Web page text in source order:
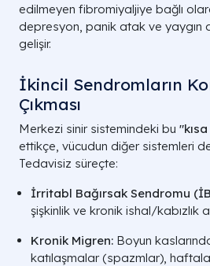
edilmeyen fibromiyaljiye bağlı
depresyon, panik atak ve yaygın
gelişir.
İkincil Sendromların
Çıkması
Merkezi sinir sistemindeki bu
ettikçe, vücudun diğer sistemleri
Tedavisiz süreçte:
İrritabl Bağırsak Sendromu
şişkinlik ve kronik ishal/kabızlık
Kronik Migren: Boyun
katılaşmalar (spazmlar),